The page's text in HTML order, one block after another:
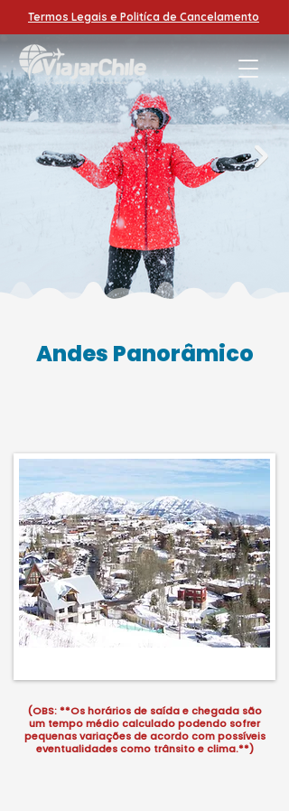
Termos Legais e Politíca de Cancelamento
Andes Panorâmico
(OBS: **Os horários de saída e chegada são
um tempo médio calculado podendo sofrer
pequenas variações de acordo com possíveis
eventualidades como trânsito e clima.**)